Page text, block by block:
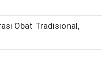
Obat Tradisional,